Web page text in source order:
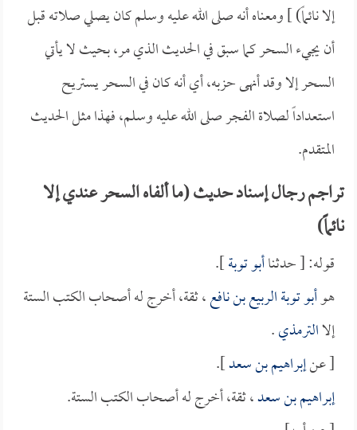
إلا نائماً) ] ومعناه أنه صلى الله عليه وسلم كان يصلي صلاته قبل
أن يجيء السحر كما سبق في الحديث الذي مر، بحيث لا يأتي
السحر إلا وقد أنهى حزبه، أي أنه كان في السحر يستريح
استعداداً لصلاة الفجر صلى الله عليه وسلم، فهذا مثل الحديث
المتقدم.
تراجم رجال إسناد حديث (ما ألفاه السحر عندي إلا
نائماً)
قوله: [ حدثناأبو توبة].
هوأبو توبة الربيع بن نافع، ثقة، أخرج له أصحاب الكتب الستة
إلاالترمذي.
[ عنإبراهيم بن سعد].
إبراهيم بن سعد، ثقة، أخرج له أصحاب الكتب الستة.